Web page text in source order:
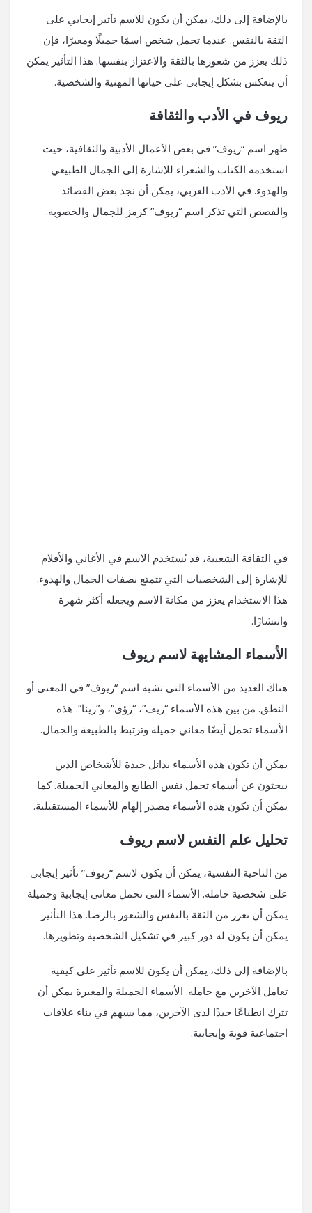
بالإضافة إلى ذلك، يمكن أن يكون للاسم تأثير إيجابي على
الثقة بالنفس. عندما تحمل شخص اسمًا جميلًا ومعبرًا، فإن
ذلك يعزز من شعورها بالثقة والاعتزاز بنفسها. هذا التأثير يمكن
أن ينعكس بشكل إيجابي على حياتها المهنية والشخصية.
ريوف في الأدب والثقافة
ظهر اسم “ريوف” في بعض الأعمال الأدبية والثقافية، حيث
استخدمه الكتاب والشعراء للإشارة إلى الجمال الطبيعي
والهدوء. في الأدب العربي، يمكن أن نجد بعض القصائد
والقصص التي تذكر اسم “ريوف” كرمز للجمال والخصوبة.
في الثقافة الشعبية، قد يُستخدم الاسم في الأغاني والأفلام
للإشارة إلى الشخصيات التي تتمتع بصفات الجمال والهدوء.
هذا الاستخدام يعزز من مكانة الاسم ويجعله أكثر شهرة
وانتشارًا.
الأسماء المشابهة لاسم ريوف
هناك العديد من الأسماء التي تشبه اسم “ريوف” في المعنى أو
النطق. من بين هذه الأسماء “ريف”، “رؤى”، و”رينا”. هذه
الأسماء تحمل أيضًا معاني جميلة وترتبط بالطبيعة والجمال.
يمكن أن تكون هذه الأسماء بدائل جيدة للأشخاص الذين
يبحثون عن أسماء تحمل نفس الطابع والمعاني الجميلة. كما
يمكن أن تكون هذه الأسماء مصدر إلهام للأسماء المستقبلية.
تحليل علم النفس لاسم ريوف
من الناحية النفسية، يمكن أن يكون لاسم “ريوف” تأثير إيجابي
على شخصية حامله. الأسماء التي تحمل معاني إيجابية وجميلة
يمكن أن تعزز من الثقة بالنفس والشعور بالرضا. هذا التأثير
يمكن أن يكون له دور كبير في تشكيل الشخصية وتطويرها.
بالإضافة إلى ذلك، يمكن أن يكون للاسم تأثير على كيفية
تعامل الآخرين مع حامله. الأسماء الجميلة والمعبرة يمكن أن
تترك انطباعًا جيدًا لدى الآخرين، مما يسهم في بناء علاقات
اجتماعية قوية وإيجابية.